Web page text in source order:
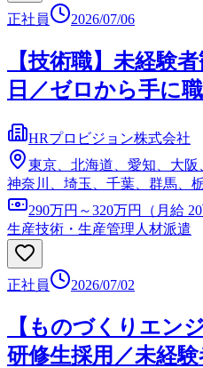
正社員 2026/07/06
【技術職】未経験
日／ゼロから手に
HRプロビジョン株式会社
東京、北海道、愛知、大阪
神奈川、埼玉、千葉、群馬、
290万円～320万円（月給
生産技術・生産管理 人材派遣
正社員 2026/07/02
【ものづくりエン
研修生採用／未経